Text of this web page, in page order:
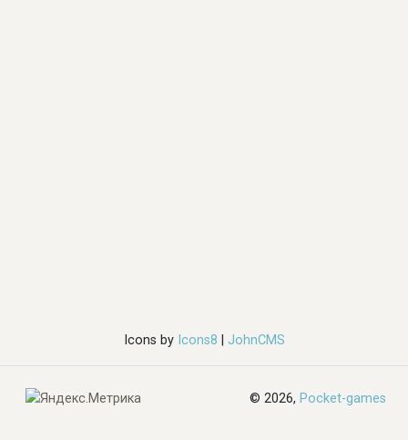
Icons byIcons8 JohnCMS
© 2026, Pocket-games